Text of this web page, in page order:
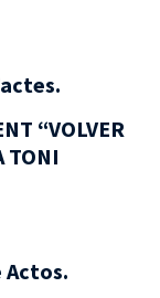
“VOLVER
TONI
Actos.